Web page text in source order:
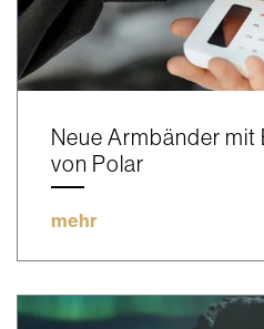
Neue Armbänder mit
von Polar
mehr